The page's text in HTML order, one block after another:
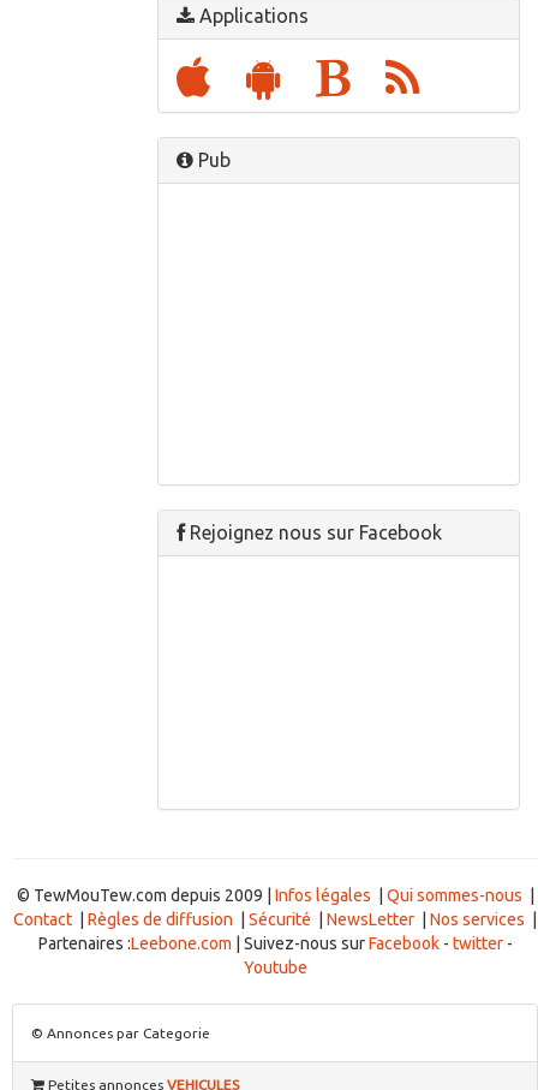
Applications
Pub
Rejoignez nous sur Facebook
© TewMouTew.com depuis 2009 | Infos légales Qui sommes-nous
Contact
Règles de diffusion Sécurité NewsLetter Nos services
Partenaires :Leebone.com | Suivez-nous surFacebook- twitter-
Youtube
© Annonces par Categorie
Petites annonces VEHICULES